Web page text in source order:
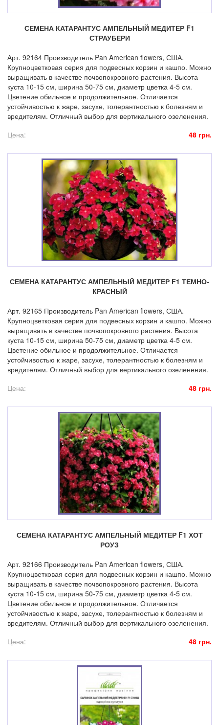
СЕМЕНА КАТАРАНТУС АМПЕЛЬНЫЙ МЕДИТЕР F1
СТРАУБЕРИ
Арт. 92164 Производитель Pan American flowers, США.
Крупноцветковая серия для подвесных корзин и кашпо. Можно
выращивать в качестве почвопокровного растения. Высота
куста 10-15 см, ширина 50-75 см, диаметр цветка 4-5 см.
Цветение обильное и продолжительное. Отличается
устойчивостью к жаре, засухе, толерантностью к болезням и
вредителям. Отличный выбор для вертикального озеленения.
Цена:
48 грн.
СЕМЕНА КАТАРАНТУС АМПЕЛЬНЫЙ МЕДИТЕР F1 ТЕМНО-
КРАСНЫЙ
Арт. 92165 Производитель Pan American flowers, США.
Крупноцветковая серия для подвесных корзин и кашпо. Можно
выращивать в качестве почвопокровного растения. Высота
куста 10-15 см, ширина 50-75 см, диаметр цветка 4-5 см.
Цветение обильное и продолжительное. Отличается
устойчивостью к жаре, засухе, толерантностью к болезням и
вредителям. Отличный выбор для вертикального озеленения.
Цена:
48 грн.
СЕМЕНА КАТАРАНТУС АМПЕЛЬНЫЙ МЕДИТЕР F1 ХОТ
РОУЗ
Арт. 92166 Производитель Pan American flowers, США.
Крупноцветковая серия для подвесных корзин и кашпо. Можно
выращивать в качестве почвопокровного растения. Высота
куста 10-15 см, ширина 50-75 см, диаметр цветка 4-5 см.
Цветение обильное и продолжительное. Отличается
устойчивостью к жаре, засухе, толерантностью к болезням и
вредителям. Отличный выбор для вертикального озеленения.
Цена:
48 грн.